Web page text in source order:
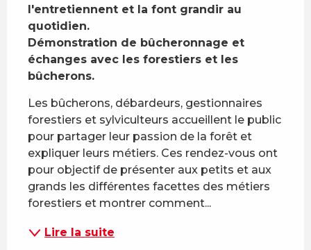
l'entretiennent et la font grandir au
quotidien.
Démonstration de bûcheronnage et
échanges avec les forestiers et les
bûcherons.
Les bûcherons, débardeurs, gestionnaires
forestiers et sylviculteurs accueillent le public
pour partager leur passion de la forêt et
expliquer leurs métiers. Ces rendez-vous ont
pour objectif de présenter aux petits et aux
grands les différentes facettes des métiers
forestiers et montrer comment...
Lire la suite